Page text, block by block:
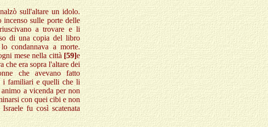
sull'altare un idolo.
incenso sulle porte delle
a trovare e li
di una copia del libro
condannava a morte.
mese nella città[59]e
che era sopra l'altare dei
che avevano fatto
i familiari e quelli che li
a vicenda per non
con quei cibi e non
Israele fu così scatenata